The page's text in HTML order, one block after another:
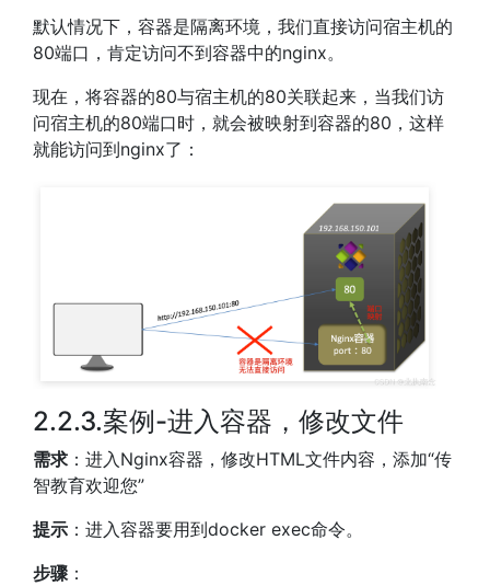
默认情况下，容器是隔离环境，我们直接访问宿主机的
80端口，肯定访问不到容器中的nginx。
现在，将容器的80与宿主机的80关联起来，当我们访
问宿主机的80端口时，就会被映射到容器的80，这样
就能访问到nginx了：
2.2.3.案例-进入容器，修改文件
需求 ：进入Nginx容器，修改HTML文件内容，添加“传
智教育欢迎您”
提示 ：进入容器要用到docker exec命令。
步骤：